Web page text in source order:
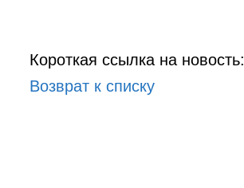
Короткая ссылка на новость:
Возврат к списку